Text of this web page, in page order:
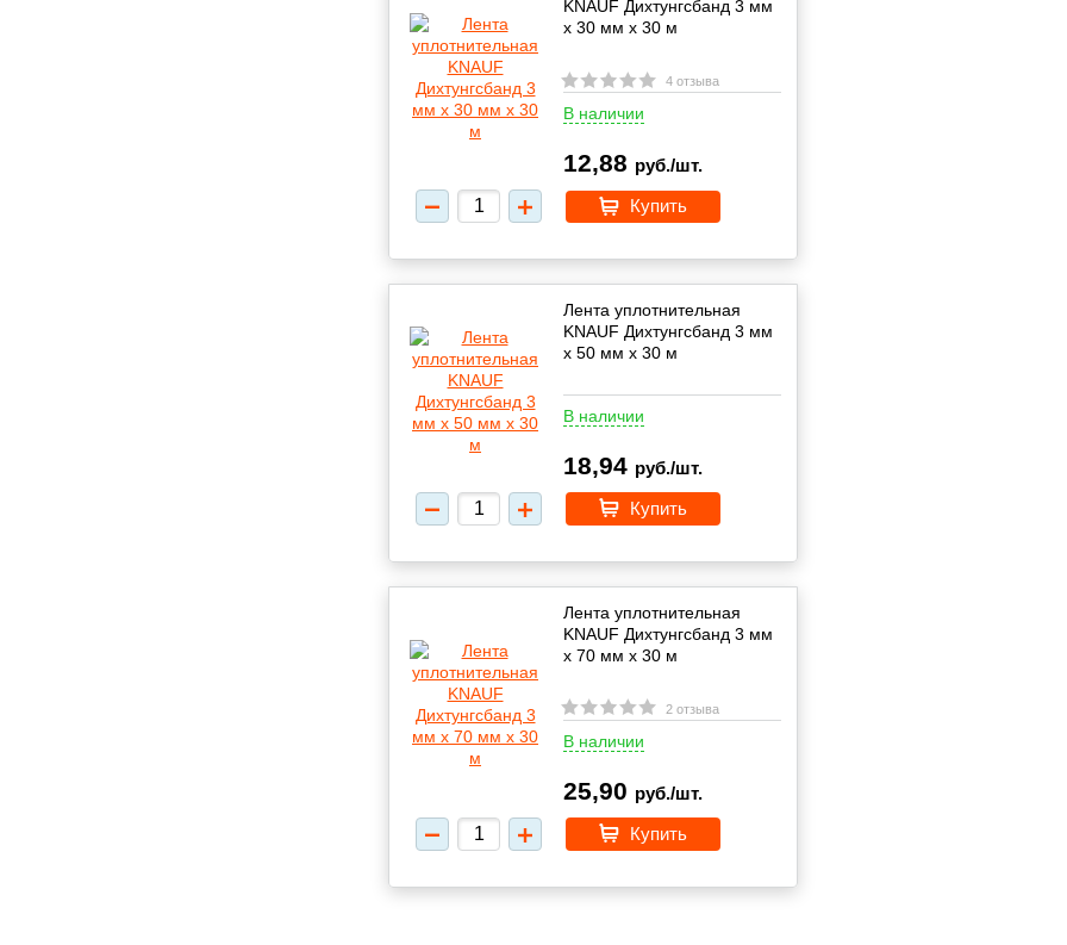
KNAUF Дихтунгсбанд 3 мм
х 30 мм х 30 м
4 отзыва
В наличии
12,88 руб./шт.
Купить
Лента уплотнительная
KNAUF Дихтунгсбанд 3 мм
х 50 мм х 30 м
В наличии
18,94 руб./шт.
Купить
Лента уплотнительная
KNAUF Дихтунгсбанд 3 мм
х 70 мм х 30 м
2 отзыва
В наличии
25,90 руб./шт.
Купить